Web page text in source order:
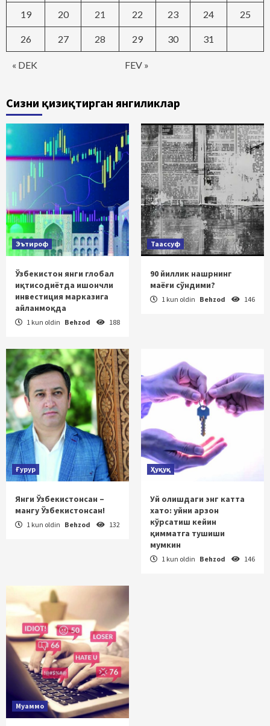
« DEK FEV »
19 20 21 22 23 24 25
26 27 28 29 30 31
Сизни қизиқтирган янгиликлар
Эътироф
Ўзбекистон янги глобал
иқтисодиётда ишончли
инвестиция марказига
айланмоқда
1 kun oldin Behzod 188
Таассуф
90 йиллик нашрнинг
маёғи сўндими?
1 kun oldin Behzod 146
Ғурур
Янги Ўзбекистонсан –
мангу Ўзбекистонсан!
1 kun oldin Behzod 132
Ҳуқуқ
Уй олишдаги энг катта
хато: уйни арзон
кўрсатиш кейин
қимматга тушиши
мумкин
1 kun oldin Behzod 146
Муаммо